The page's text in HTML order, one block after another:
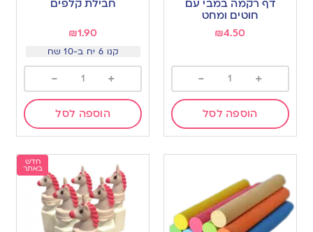
wishlist
דף רקמה במבי עם
חוטים ומחט
₪4.50
+
-
הוספה לסל
חבילת קלפים
₪1.90
קנו 6 יח ב-10 שח
+
-
הוספה לסל
חדש
באתר